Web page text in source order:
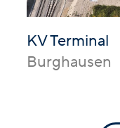
KV Terminal
Burghausen